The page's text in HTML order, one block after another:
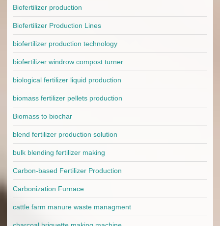
Biofertilizer production
Biofertilizer Production Lines
biofertilizer production technology
biofertilizer windrow compost turner
biological fertilizer liquid production
biomass fertilizer pellets production
Biomass to biochar
blend fertilizer production solution
bulk blending fertilizer making
Carbon-based Fertilizer Production
Carbonization Furnace
cattle farm manure waste managment